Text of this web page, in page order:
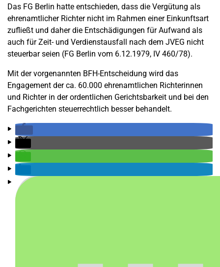
Das FG Berlin hatte entschieden, dass die Vergütung als
ehrenamtlicher Richter nicht im Rahmen einer Einkunftsart
zufließt und daher die Entschädigungen für Aufwand als
auch für Zeit- und Verdienstausfall nach dem JVEG nicht
steuerbar seien (FG Berlin vom 6.12.1979, IV 460/78).
Mit der vorgenannten BFH-Entscheidung wird das
Engagement der ca. 60.000 ehrenamtlichen Richterinnen
und Richter in der ordentlichen Gerichtsbarkeit und bei den
Fachgerichten steuerrechtlich besser behandelt.